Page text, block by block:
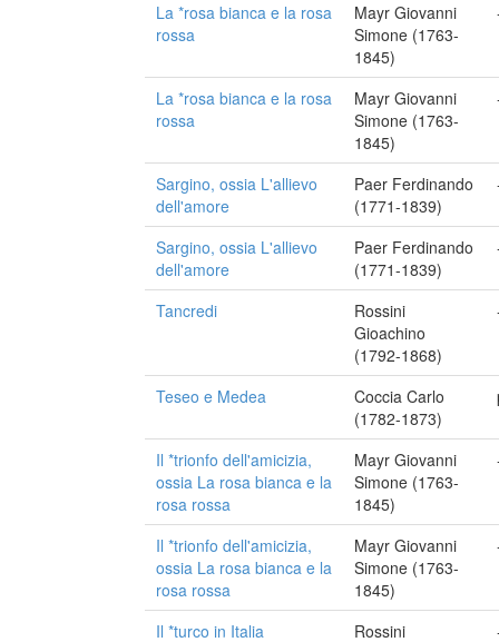
La *rosa bianca e la rosa
rossa
Mayr Giovanni
Simone (1763-
1845)
La *rosa bianca e la rosa
rossa
Mayr Giovanni
Simone (1763-
1845)
Sargino, ossia L'allievo
dell'amore
Paer Ferdinando
(1771-1839)
Sargino, ossia L'allievo
dell'amore
Paer Ferdinando
(1771-1839)
Tancredi
Rossini
Gioachino
(1792-1868)
Teseo e Medea
Coccia Carlo
(1782-1873)
Il *trionfo dell'amicizia,
ossia La rosa bianca e la
rosa rossa
Mayr Giovanni
Simone (1763-
1845)
Il *trionfo dell'amicizia,
ossia La rosa bianca e la
rosa rossa
Mayr Giovanni
Simone (1763-
1845)
Il *turco in Italia
Rossini